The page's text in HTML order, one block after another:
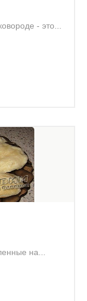
- это...
на...